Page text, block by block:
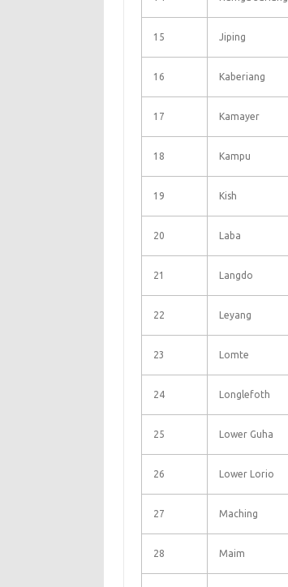
15 Jiping
16 Kaberiang
17 Kamayer
18 Kampu
19 Kish
20 Laba
21 Langdo
22 Leyang
23 Lomte
24 Longlefoth
25 Lower Guha
26 Lower Lorio
27 Maching
28 Maim